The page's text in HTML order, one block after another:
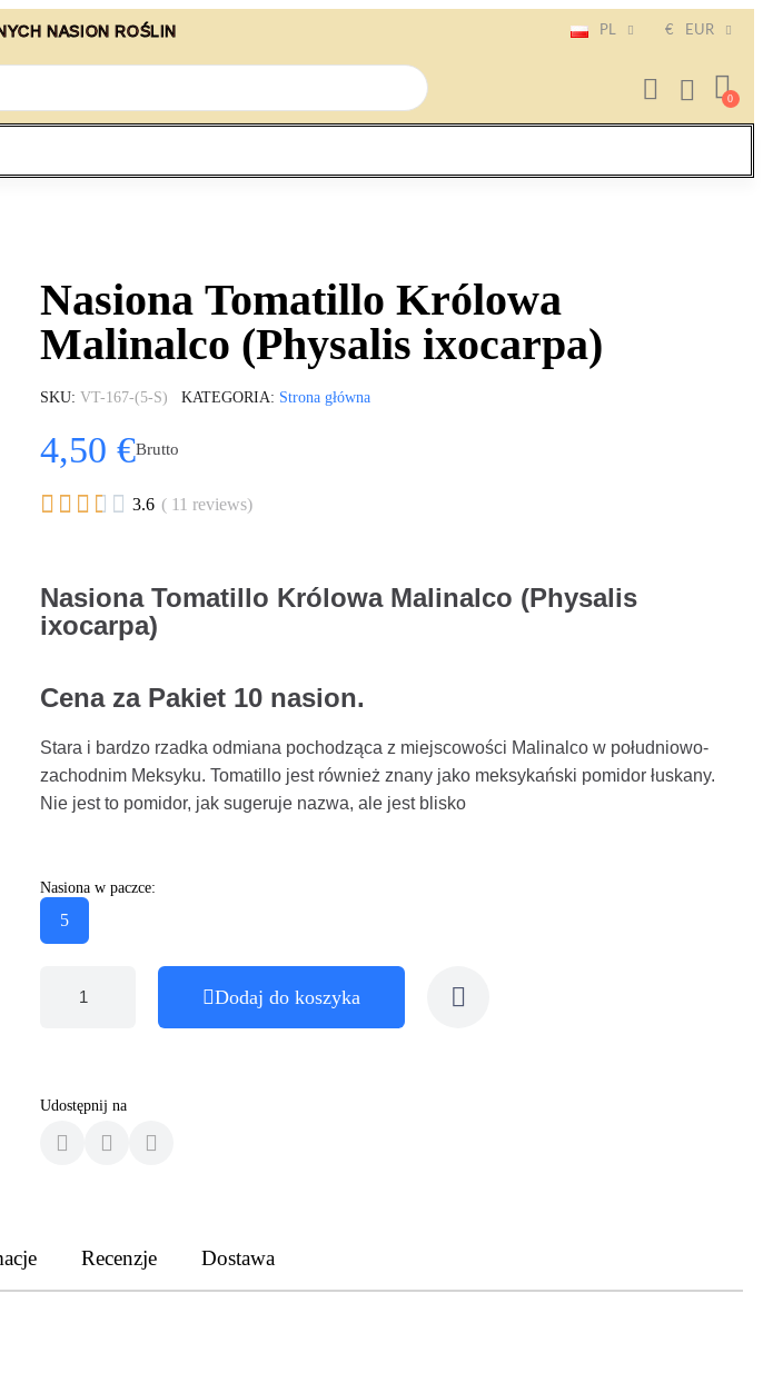
NASION ROŚLIN PL € EUR
Nasiona Tomatillo Królowa
Malinalco (Physalis ixocarpa)
SKU VT-167-(5-S) KATEGORIA Strona główna
4,50 €Brutto
     3.6 ( 11 reviews)
Nasiona Tomatillo Królowa Malinalco (Physalis
ixocarpa)
Cena za Pakiet 10 nasion.
Stara i bardzo rzadka odmiana pochodząca z miejscowości Malinalco w południowo-
zachodnim Meksyku. Tomatillo jest również znany jako meksykański pomidor łuskany.
Nie jest to pomidor, jak sugeruje nazwa, ale jest blisko
Nasiona w paczce:
5
Dodaj do koszyka
Udostępnij na
Recenzje Dostawa